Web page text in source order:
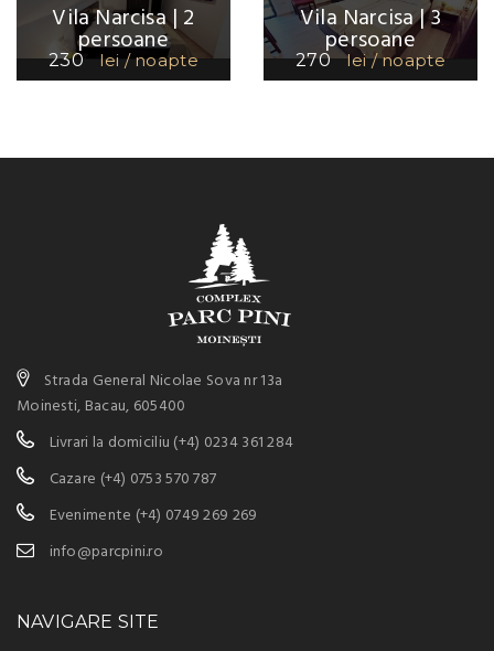
Vila Narcisa | 2
persoane
230 lei / noapte
Vila Narcisa | 3
persoane
270 lei / noapte
Strada General Nicolae Sova nr 13a
Moinesti, Bacau, 605400
Livrari la domiciliu (+4) 0234 361 284
Cazare (+4) 0753 570 787
Evenimente (+4) 0749 269 269
info@parcpini.ro
NAVIGARE SITE